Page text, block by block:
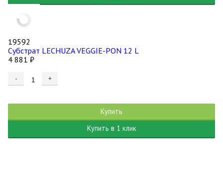
19592
Субстрат LECHUZA VEGGIE-PON 12 L
4 881 ₽
- +
Купить
Купить в 1 клик